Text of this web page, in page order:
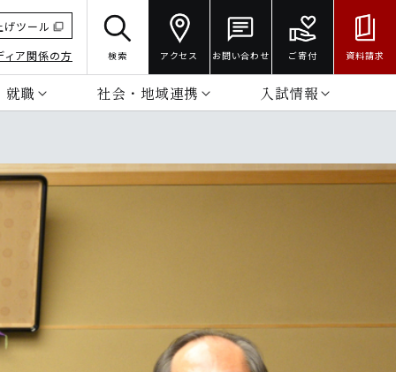
げツール
ィア関係の方
検索 アクセス お問い合わせ ご寄付 資料請求
就職 社会・地域連携 入試情報